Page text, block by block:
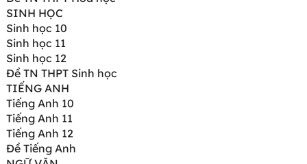
SINH HỌC
Sinh học 10
Sinh học 11
Sinh học 12
Đề TN THPT Sinh học
TIẾNG ANH
Tiếng Anh 10
Tiếng Anh 11
Tiếng Anh 12
Đề Tiếng Anh